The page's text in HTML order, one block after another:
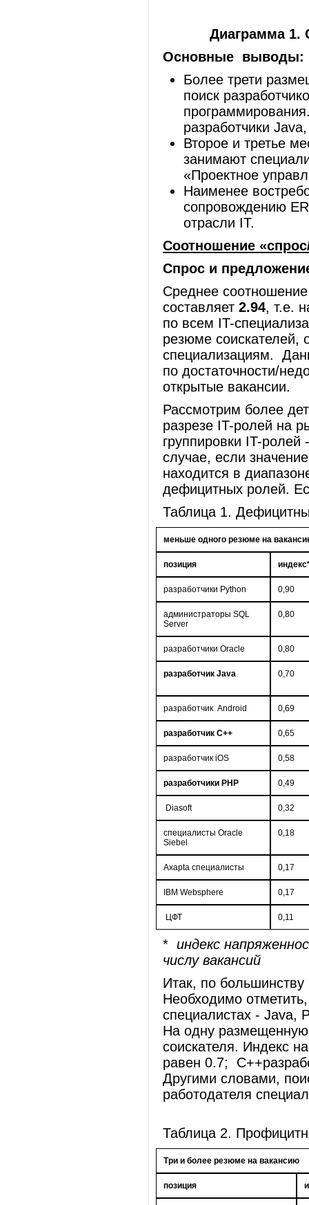
Диаграмма 1.
Основные выводы:
Более трети
поиск
разработчики
Второе и третье
занимают
«Проектное
Наименее
сопровождению
отрасли IT.
Соотношение
Спрос и
Среднее
составляет 2.94, т.е.
по всем IT-
резюме соискателей,
специализациям.
по достаточности/
открытые вакансии.
Рассмотрим более
разрезе IT-ролей на
группировки IT-
случае, если
находится в
дефицитных ролей.
Таблица 1.
меньше одного резюме на
позиция
разработчики Python 0,90
администраторы SQL
Server
0,80
разработчики Oracle 0,80
разработчик Java 0,70
разработчик Android 0,69
разработчик C++ 0,65
разработчик iOS 0,58
разработчики PHP 0,49
Diasoft 0,32
специалисты Oracle
Siebel
0,18
Axapta специалисты 0,17
IBM Websphere 0,17
ЦФТ 0,11
* индекс
числу вакансий
Итак, по
Необходимо
специалистах - Java,
На одну
соискателя. Индекс
равен 0.7;
Другими словами,
работодателя
Таблица 2.
Три и более резюме на вакансию
позиция